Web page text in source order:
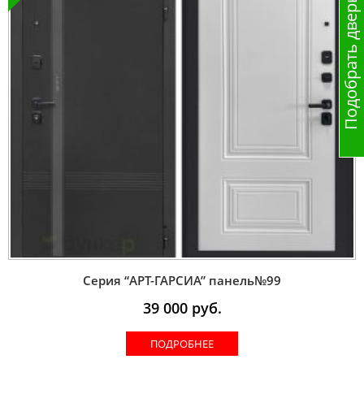
Серия “AРT-ГАРСИА” панель№99
39 000руб.
ПОДРОБНЕЕ
Подобрать дверь